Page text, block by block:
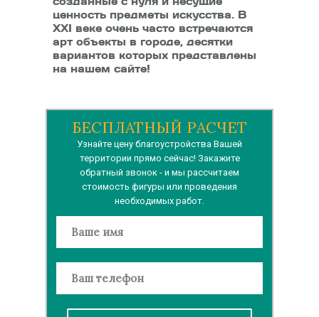
БЕСПЛАТНЫЙ РАСЧЕТ
Узнайте цену благоустройства Вашей
территории прямо сейчас! Закажите
обратный звонок - и мы рассчитаем
стоимость фигуры или проведения
необходимых работ.
ценность предметы искусства. В
XXI веке очень часто встречаются
арт объекты в городе, десятки
вариантов которых представлены
на нашем сайте!